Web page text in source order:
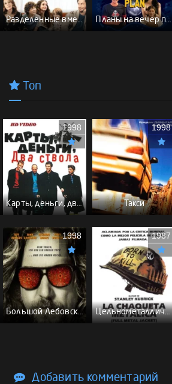
Разделенные вместе Планы на вечер пятницы
Топ
Карты, деньги, два ствола - (Перевод Гоблина)
1998
Такси
1998
Большой Лебовски - (Перевод Гоблина)
1998
Цельнометаллическая оболочка - (Перевод Гоблина)
1987
Добавить комментарий